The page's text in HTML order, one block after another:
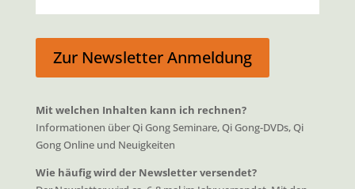
Zur Newsletter Anmeldung
Mit welchen Inhalten kann ich rechnen?
Informationen über Qi Gong Seminare, Qi Gong-DVDs, Qi
Gong Online und Neuigkeiten
Wie häufig wird der Newsletter versendet?